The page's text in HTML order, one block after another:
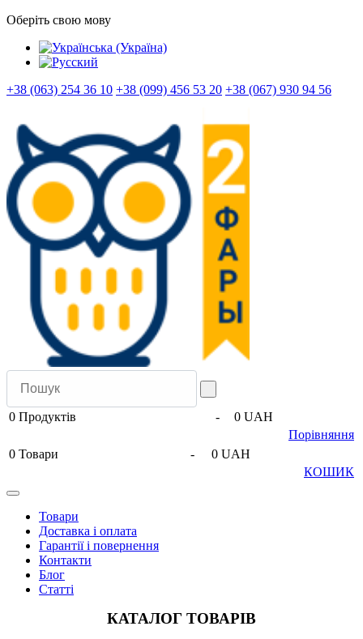
Оберіть свою мову
+38 (063) 254 36 10 +38 (099) 456 53 20 +38 (067) 930 94 56
0 Продуктів -
0 UAH
Порівняння
0 Товари -
0 UAH
КОШИК
Товари
Доставка і оплата
Гарантії і повернення
Контакти
Блог
Статті
КАТАЛОГ ТОВАРІВ